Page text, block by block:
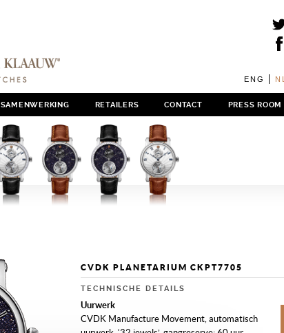
ENG NL
SAMENWERKING RETAILERS CONTACT PRESS ROOM
CVDK PLANETARIUM CKPT7705
TECHNISCHE DETAILS
Uurwerk
CVDK Manufacture Movement, automatisch